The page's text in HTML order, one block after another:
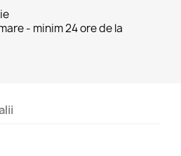
- minim 24 ore de la